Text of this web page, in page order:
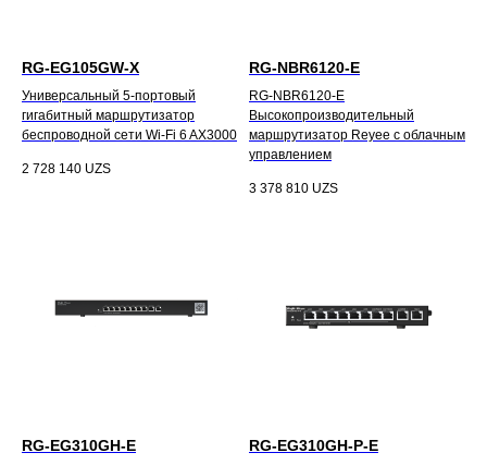
RG-EG105GW-X
Универсальный 5-портовый
гигабитный маршрутизатор
беспроводной сети Wi-Fi 6 AX3000
2 728 140 UZS
RG-NBR6120-E
RG-NBR6120-E
Высокопроизводительный
маршрутизатор Reyee с облачным
управлением
3 378 810 UZS
RG-EG310GH-E RG-EG310GH-P-E